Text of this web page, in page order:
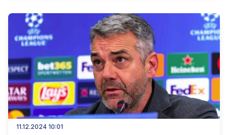
11.12.2024 10:01